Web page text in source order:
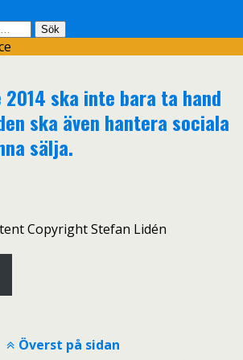
2014 ska inte bara ta hand
ska även hantera sociala
sälja.
Copyright Stefan Lidén
Överst på sidan